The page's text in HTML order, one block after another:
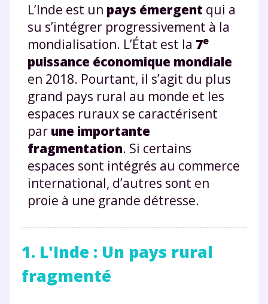
L’Inde est un pays émergent qui a
su s’intégrer progressivement à la
mondialisation. L’État est la 7e
puissance économique mondiale
en 2018. Pourtant, il s’agit du plus
grand pays rural au monde et les
espaces ruraux se caractérisent
par une importante
fragmentation. Si certains
espaces sont intégrés au commerce
international, d’autres sont en
proie à une grande détresse.
1. L'Inde : Un pays rural
fragmenté